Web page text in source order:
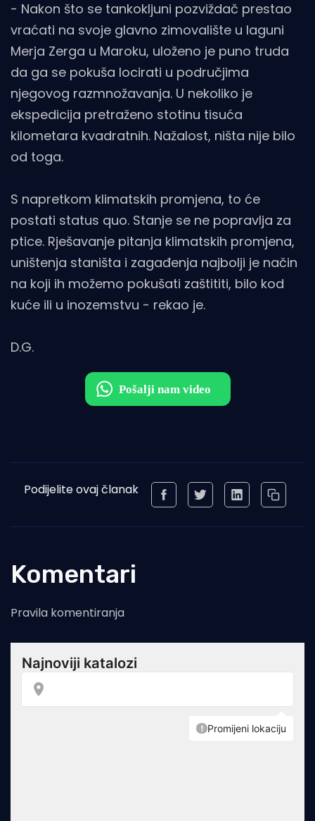
- Nakon što se tankokljuni pozviždač prestao
vraćati na svoje glavno zimovalište u laguni
Merja Zerga u Maroku, uloženo je puno truda
da ga se pokuša locirati u područjima
njegovog razmnožavanja. U nekoliko je
ekspedicija pretraženo stotinu tisuća
kilometara kvadratnih. Nažalost, ništa nije bilo
od toga.
S napretkom klimatskih promjena, to će
postati status quo. Stanje se ne popravlja za
ptice. Rješavanje pitanja klimatskih promjena,
uništenja staništa i zagađenja najbolji je način
na koji ih možemo pokušati zaštititi, bilo kod
kuće ili u inozemstvu - rekao je.
D.G.
Podijelite ovaj članak
Komentari
Pravila komentiranja